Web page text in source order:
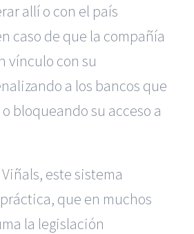
allí o con el país
caso de que la compañía
vínculo con su
a los bancos que
bloqueando su acceso a
este sistema
que en muchos
la legislación